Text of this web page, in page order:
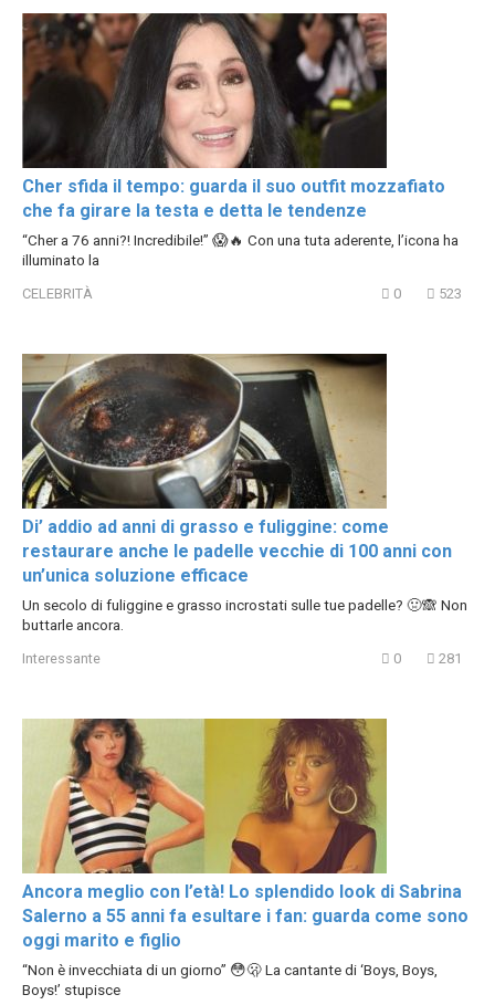
Cher sfida il tempo: guarda il suo outfit mozzafiato
che fa girare la testa e detta le tendenze
“Cher a 76 anni?! Incredibile!” 😱🔥 Con una tuta aderente, l’icona ha
illuminato la
CELEBRITÀ 0 523
Di’ addio ad anni di grasso e fuliggine: come
restaurare anche le padelle vecchie di 100 anni con
un’unica soluzione efficace
Un secolo di fuliggine e grasso incrostati sulle tue padelle? 🤢🙈 Non
buttarle ancora.
Interessante 0 281
Ancora meglio con l’età! Lo splendido look di Sabrina
Salerno a 55 anni fa esultare i fan: guarda come sono
oggi marito e figlio
“Non è invecchiata di un giorno” 😳🫢 La cantante di ‘Boys, Boys,
Boys!’ stupisce